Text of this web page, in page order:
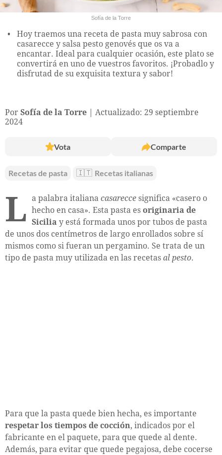
Sofía de la Torre
Hoy traemos una receta de pasta muy sabrosa con
casarecce y salsa pesto genovés que os va a
encantar. Ideal para cualquier ocasión, este plato se
convertirá en uno de vuestros favoritos. ¡Probadlo y
disfrutad de su exquisita textura y sabor!
Por Sofía de la Torre
Actualizado: 29 septiembre
2024
Vota Comparte
Recetas de pasta 🇮🇹 Recetas italianas
L a palabra italiana casarecce significa «casero o
hecho en casa». Esta pasta es originaria de
Sicilia y está formada unos por tubos de pasta
de unos dos centímetros de largo enrollados sobre sí
mismos como si fueran un pergamino. Se trata de un
tipo de pasta muy utilizada en las recetas al pesto.
Para que la pasta quede bien hecha, es importante
respetar los tiempos de cocción, indicados por el
fabricante en el paquete, para que quede al dente.
Además, para evitar que quede pegajosa, debe cocerse